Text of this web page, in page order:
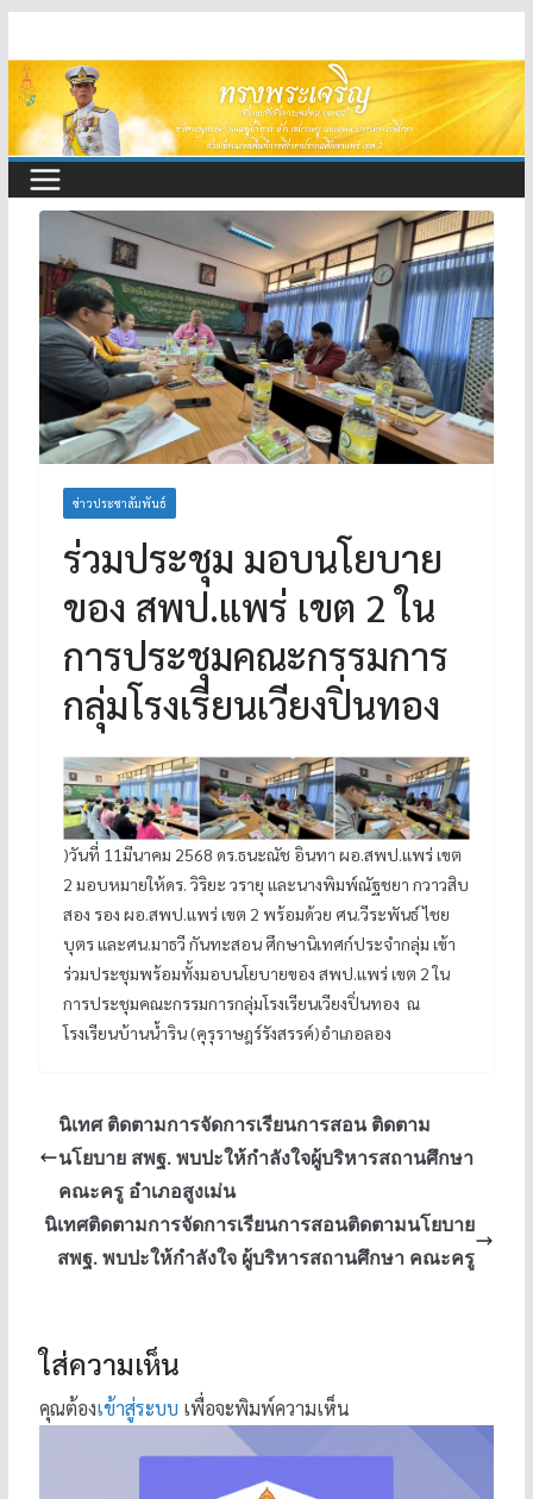
to
content
ข่าวประชาสัมพันธ์
ร่วมประชุม มอบนโยบาย
ของ สพป.แพร่ เขต 2 ใน
การประชุมคณะกรรมการ
กลุ่มโรงเรียนเวียงปิ่นทอง
)วันที่ 11มีนาคม 2568 ดร.ธนะณัช อินทา ผอ.สพป.แพร่ เขต
2 มอบหมายให้ดร. วิริยะ วรายุ และนางพิมพ์ณัฐชยา กวาวสิบ
สอง รอง ผอ.สพป.แพร่ เขต 2 พร้อมด้วย ศน.วีระพันธ์ ไชย
บุตร และศน.มาธวี กันทะสอน ศึกษานิเทศก์ประจำกลุ่ม เข้า
ร่วมประชุมพร้อมทั้งมอบนโยบายของ สพป.แพร่ เขต 2 ใน
การประชุมคณะกรรมการกลุ่มโรงเรียนเวียงปิ่นทอง ณ
โรงเรียนบ้านน้ำริน (คุรุราษฎร์รังสรรค์)อำเภอลอง
นิเทศ ติดตามการจัดการเรียนการสอน ติดตาม
นโยบาย สพฐ. พบปะให้กำลังใจผู้บริหารสถานศึกษา
คณะครู อำเภอสูงเม่น
นิเทศติดตามการจัดการเรียนการสอนติดตามนโยบาย
สพฐ. พบปะให้กำลังใจ ผู้บริหารสถานศึกษา คณะครู
ใส่ความเห็น
คุณต้องเข้าสู่ระบบ เพื่อจะพิมพ์ความเห็น